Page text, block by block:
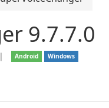
9.7.7.0
❘ Android Windows